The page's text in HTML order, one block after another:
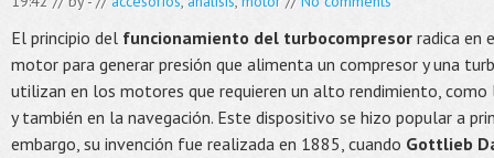
El principio del funcionamiento del turbocompresor radica en
motor para generar presión que alimenta un compresor y una
utilizan en los motores que requieren un alto rendimiento, como
y también en la navegación. Este dispositivo se hizo popular a
embargo, su invención fue realizada en 1885, cuando Gottlieb